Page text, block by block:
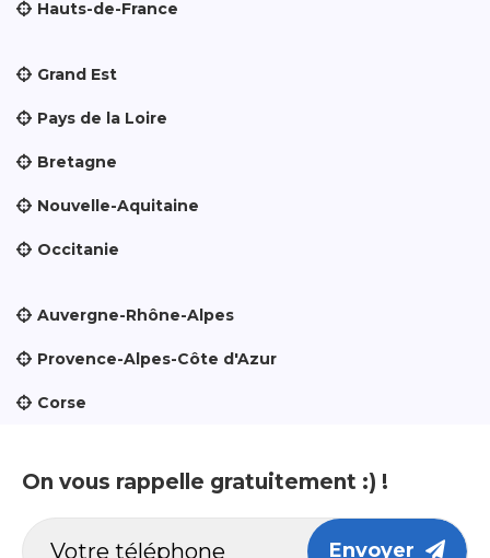
Hauts-de-France
Grand Est
Pays de la Loire
Bretagne
Nouvelle-Aquitaine
Occitanie
Auvergne-Rhône-Alpes
Provence-Alpes-Côte d'Azur
Corse
On vous rappelle gratuitement :) !
Envoyer